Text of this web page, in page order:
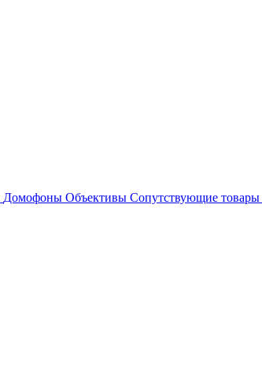
Домофоны Объективы Сопутствующие товары